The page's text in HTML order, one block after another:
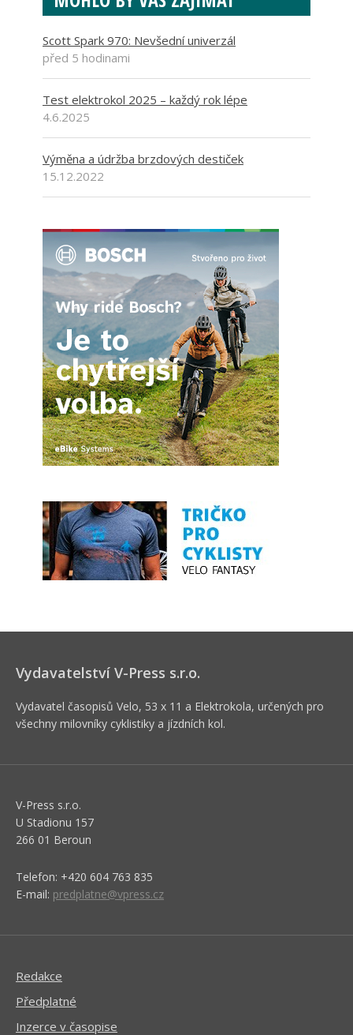
Scott Spark 970: Nevšední univerzál
před 5 hodinami
Test elektrokol 2025 – každý rok lépe
4.6.2025
Výměna a údržba brzdových destiček
15.12.2022
Vydavatelství V-Press s.r.o.
Vydavatel časopisů Velo, 53 x 11 a Elektrokola, určených pro
všechny milovníky cyklistiky a jízdních kol.
V-Press s.r.o.
U Stadionu 157
266 01 Beroun
Telefon: +420 604 763 835
E-mail: predplatne@vpress.cz
Redakce
Předplatné
Inzerce v časopise